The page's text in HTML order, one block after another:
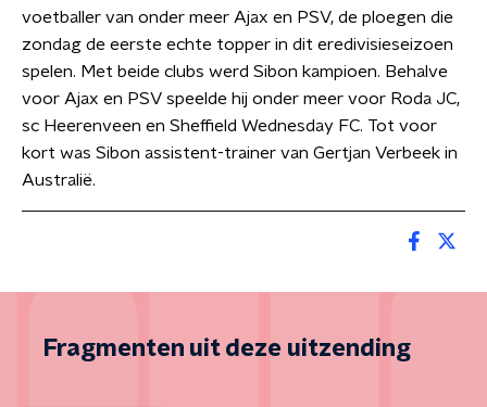
voetballer van onder meer Ajax en PSV, de ploegen die
zondag de eerste echte topper in dit eredivisieseizoen
spelen. Met beide clubs werd Sibon kampioen. Behalve
voor Ajax en PSV speelde hij onder meer voor Roda JC,
sc Heerenveen en Sheffield Wednesday FC. Tot voor
kort was Sibon assistent-trainer van Gertjan Verbeek in
Australië.
Fragmenten uit deze uitzending